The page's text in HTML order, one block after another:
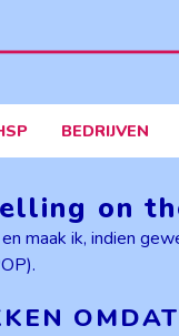
BEDRIJVEN
on
maak ik, indien